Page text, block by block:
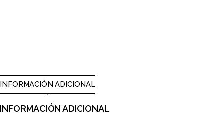
INFORMACIÓN ADICIONAL
INFORMACIÓN ADICIONAL